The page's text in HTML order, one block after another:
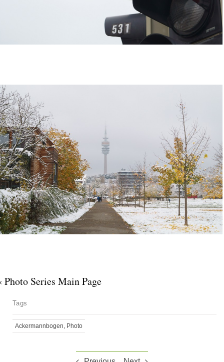
Photo Series Main Page
Tags
Ackermannbogen, Photo